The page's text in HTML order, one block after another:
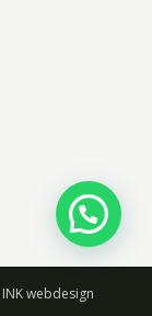
INK webdesign